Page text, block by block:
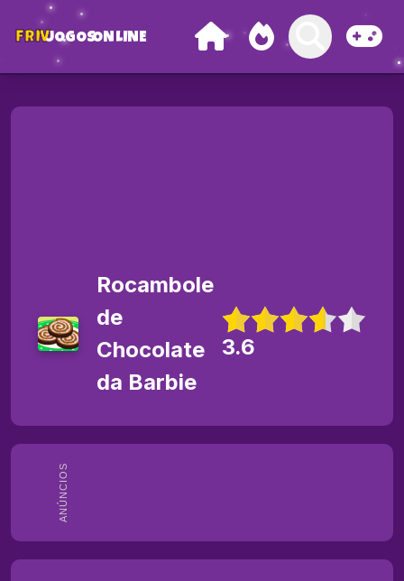
FRIVJOGOSONLINE
ANÚNCIOS
Rocambole
de
Chocolate
da Barbie
3.6